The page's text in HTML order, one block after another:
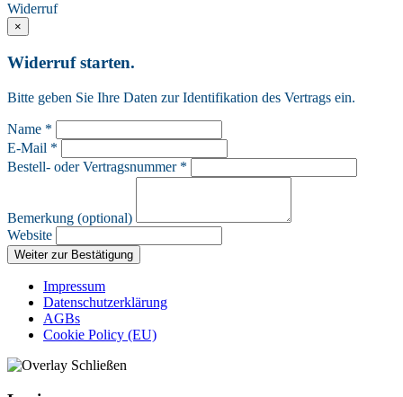
Widerruf
×
Widerruf starten.
Bitte geben Sie Ihre Daten zur Identifikation des Vertrags ein.
Name *
E-Mail *
Bestell- oder Vertragsnummer *
Bemerkung (optional)
Website
Weiter zur Bestätigung
Impressum
Datenschutzerklärung
AGBs
Cookie Policy (EU)